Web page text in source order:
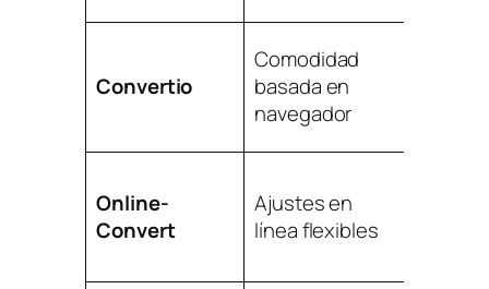
Convertio
Comodidad
basada en
navegador
Online-
Convert
Ajustes en
línea flexibles